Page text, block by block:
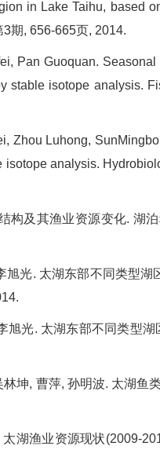
in Lake Taihu, based
期, 656-665页, 2014.
Guoquan. Seasonal
stable isotope analysis.
Luhong,
analysis.
及其渔业资源变化. 湖泊
光. 太湖东部不同类型湖
光. 太湖东部不同类型湖
, 曹萍, 孙明波. 太湖鱼
渔业资源现状(2009-